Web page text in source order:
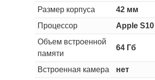
Размер корпуса
42 мм
Процессор
Apple S10
Объем встроенной
памяти
64 Гб
Встроенная камера
нет